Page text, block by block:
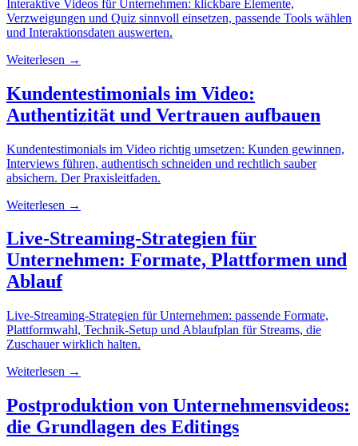
Interaktive Videos für Unternehmen: klickbare Elemente,
Verzweigungen und Quiz sinnvoll einsetzen, passende Tools wählen
und Interaktionsdaten auswerten.
Weiterlesen →
Kundentestimonials im Video:
Authentizität und Vertrauen aufbauen
Kundentestimonials im Video richtig umsetzen: Kunden gewinnen,
Interviews führen, authentisch schneiden und rechtlich sauber
absichern. Der Praxisleitfaden.
Weiterlesen →
Live-Streaming-Strategien für
Unternehmen: Formate, Plattformen und
Ablauf
Live-Streaming-Strategien für Unternehmen: passende Formate,
Plattformwahl, Technik-Setup und Ablaufplan für Streams, die
Zuschauer wirklich halten.
Weiterlesen →
Postproduktion von Unternehmensvideos:
die Grundlagen des Editings